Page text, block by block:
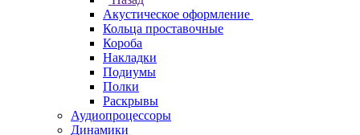
Акустическое оформление
Кольца проставочные
Короба
Накладки
Подиумы
Полки
Раскрывы
Аудиопроцессоры
Динамики